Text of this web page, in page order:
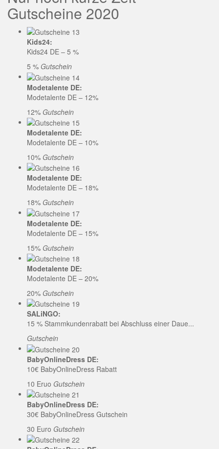
Gutscheine 2020
Kids24:
Kids24 DE – 5 %
5 % Gutschein
Modetalente DE:
Modetalente DE – 12%
12% Gutschein
Modetalente DE:
Modetalente DE – 10%
10% Gutschein
Modetalente DE:
Modetalente DE – 18%
18% Gutschein
Modetalente DE:
Modetalente DE – 15%
15% Gutschein
Modetalente DE:
Modetalente DE – 20%
20% Gutschein
SALiNGO:
15 % Stammkundenrabatt bei Abschluss einer Daue...
Gutschein
BabyOnlineDress DE:
10€ BabyOnlineDress Rabatt
10 Eruo Gutschein
BabyOnlineDress DE:
30€ BabyOnlineDress Gutschein
30 Euro Gutschein